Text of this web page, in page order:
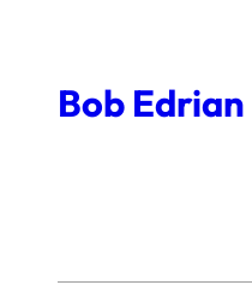
contentBob Edrian